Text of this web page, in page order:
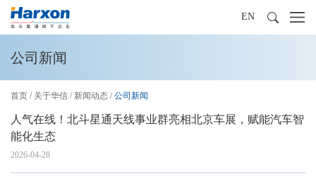
EN
公司新闻
首页 / 关于华信 / 新闻动态 / 公司新闻
人气在线！北斗星通天线事业群亮相北京车展，赋能汽车智
能化生态
2026-04-28